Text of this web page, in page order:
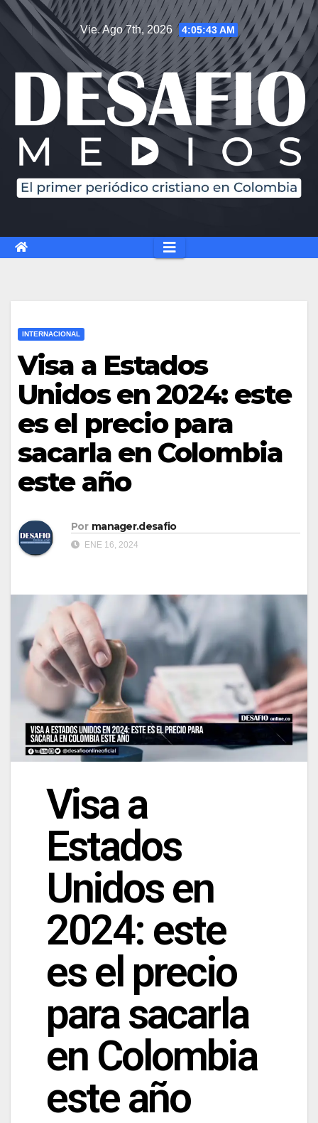
Vie. Ago 7th, 2026 4:05:45 AM
INTERNACIONAL
Visa a Estados
Unidos en 2024: este
es el precio para
sacarla en Colombia
este año
Por manager.desafio
ENE 16, 2024
Visa a
Estados
Unidos en
2024: este
es el precio
para sacarla
en Colombia
este año